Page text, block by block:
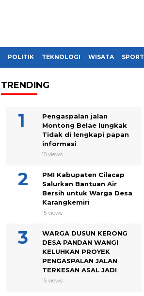
POLITIK TEKNOLOGI WISATA SPORT
TRENDING
Pengaspalan jalan
Montong Belae lungkak
Tidak di lengkapi papan
informasi
18 views
PMI Kabupaten Cilacap
Salurkan Bantuan Air
Bersih untuk Warga Desa
Karangkemiri
15 views
WARGA DUSUN KERONG
DESA PANDAN WANGI
KELUHKAN PROYEK
PENGASPALAN JALAN
TERKESAN ASAL JADI
15 views